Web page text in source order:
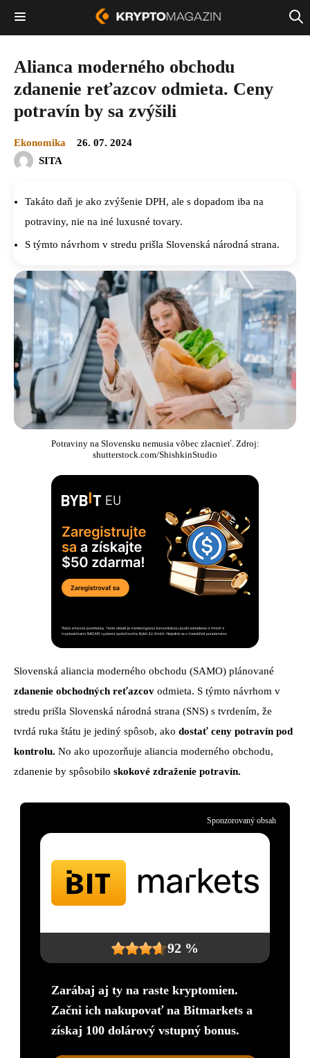
Alianca moderného obchodu
zdanenie reťazcov odmieta. Ceny
potravín by sa zvýšili
Ekonomika
26. 07. 2024
SITA
Takáto daň je ako zvýšenie DPH, ale s dopadom iba na
potraviny, nie na iné luxusné tovary.
S týmto návrhom v stredu prišla Slovenská národná strana.
Potraviny na Slovensku nemusia vôbec zlacnieť. Zdroj:
shutterstock.com/ShishkinStudio
Slovenská aliancia moderného obchodu (SAMO) plánované
zdanenie obchodných reťazcov odmieta. S týmto návrhom v
stredu prišla Slovenská národná strana (SNS) s tvrdením, že
tvrdá ruka štátu je jediný spôsob, ako dostať ceny potravín pod
kontrolu. No ako upozorňuje aliancia moderného obchodu,
zdanenie by spôsobilo skokové zdraženie potravín.
92 %
Zarábaj aj ty na raste kryptomien.
Začni ich nakupovať na Bitmarkets a
získaj 100 dolárový vstupný bonus.
Sponzorovaný obsah